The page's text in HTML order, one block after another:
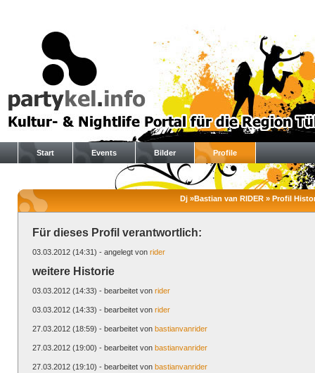
Start Events Bilder Profile
Dj »Bastian van RIDER » Profil
Für dieses Profil verantwortlich:
03.03.2012 (14:31) - angelegt von rider
weitere Historie
03.03.2012 (14:33) - bearbeitet von rider
03.03.2012 (14:33) - bearbeitet von rider
27.03.2012 (18:59) - bearbeitet von bastianvanrider
27.03.2012 (19:00) - bearbeitet von bastianvanrider
27.03.2012 (19:10) - bearbeitet von bastianvanrider